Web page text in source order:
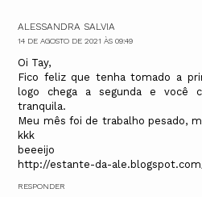
ALESSANDRA SALVIA
14 DE AGOSTO DE 2021 ÀS 09:49
Oi Tay,
Fico feliz que tenha tomado a
logo chega a segunda e você
tranquila.
Meu mês foi de trabalho pesado,
kkk
beeeijo
http://estante-da-
RESPONDER